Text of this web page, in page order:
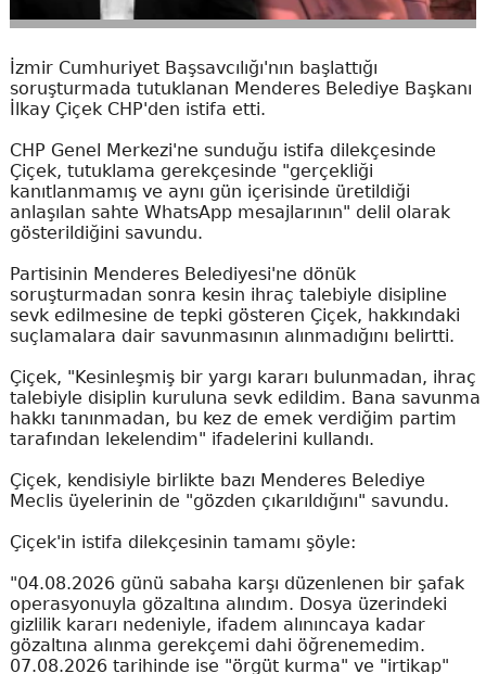
İzmir Cumhuriyet Başsavcılığı'nın başlattığı
soruşturmada tutuklanan Menderes Belediye Başkanı
İlkay Çiçek CHP'den istifa etti.
CHP Genel Merkezi'ne sunduğu istifa dilekçesinde
Çiçek, tutuklama gerekçesinde "gerçekliği
kanıtlanmamış ve aynı gün içerisinde üretildiği
anlaşılan sahte WhatsApp mesajlarının" delil olarak
gösterildiğini savundu.
Partisinin Menderes Belediyesi'ne dönük
soruşturmadan sonra kesin ihraç talebiyle disipline
sevk edilmesine de tepki gösteren Çiçek, hakkındaki
suçlamalara dair savunmasının alınmadığını belirtti.
Çiçek, "Kesinleşmiş bir yargı kararı bulunmadan, ihraç
talebiyle disiplin kuruluna sevk edildim. Bana savunma
hakkı tanınmadan, bu kez de emek verdiğim partim
tarafından lekelendim" ifadelerini kullandı.
Çiçek, kendisiyle birlikte bazı Menderes Belediye
Meclis üyelerinin de "gözden çıkarıldığını" savundu.
Çiçek'in istifa dilekçesinin tamamı şöyle:
"04.08.2026 günü sabaha karşı düzenlenen bir şafak
operasyonuyla gözaltına alındım. Dosya üzerindeki
gizlilik kararı nedeniyle, ifadem alınıncaya kadar
gözaltına alınma gerekçemi dahi öğrenemedim.
07.08.2026 tarihinde ise "örgüt kurma" ve "irtikap"